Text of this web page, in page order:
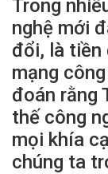
Trong
nghệ mới
đổi, là tiền
mạng
đoán rằng
thế công
mọi khía
chúng ta